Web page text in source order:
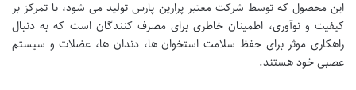
این محصول که توسط شرکت معتبر پرارین پارس تولید می شود، با تمرکز بر
کیفیت و نوآوری، اطمینان خاطری برای مصرف کنندگان است که به دنبال
راهکاری موثر برای حفظ سلامت استخوان ها، دندان ها، عضلات و سیستم
عصبی خود هستند.